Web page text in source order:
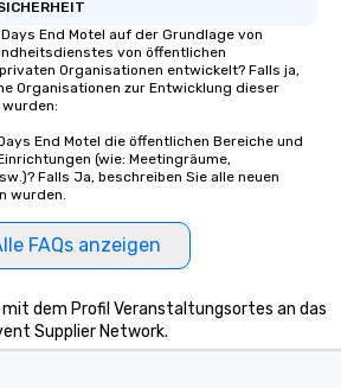
End Motel auf der Grundlage von
von öffentlichen
Organisationen entwickelt? Falls ja,
Organisationen zur Entwicklung dieser
End Motel die öffentlichen Bereiche und
(wie: Meetingräume,
Falls Ja, beschreiben Sie alle neuen
wurden.
FAQs anzeigen
mit dem Profil Veranstaltungsortes an das
Supplier Network.